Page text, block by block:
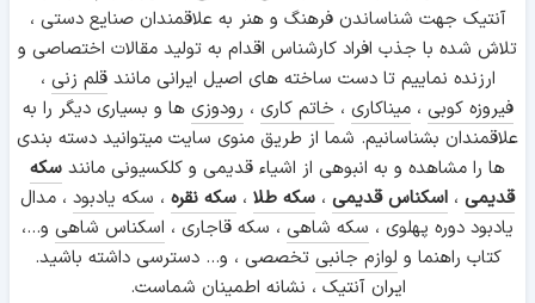
آنتیک جهت شناساندن فرهنگ و هنر به علاقمندان صنایع دستی ،
تلاش شده با جذب افراد کارشناس اقدام به تولید مقالات اختصاصی و
ارزنده نماییم تا دست ساخته های اصیل ایرانی مانندقلم زنی ،
فیروزه کوبی ،میناکاری ، خاتم کاری ، رودوزی ها و بسیاری دیگر را به
علاقمندان بشناسانیم. شما از طریق منوی سایت میتوانید دسته بندی
ها را مشاهده و به انبوهی از اشیاء قدیمی و کلکسیونی مانند سکه
قدیمی ، اسکناس قدیمی ، سکه طلا ، سکه نقره ، سکه یادبود ، مدال
یادبود دوره پهلوی ، سکه شاهی ، سکه قاجاری ، اسکناس شاهی و...،
کتاب راهنما و لوازم جانبی تخصصی ، و... دسترسی داشته باشید.
ایران آنتیک ، نشانه اطمینان شماست.